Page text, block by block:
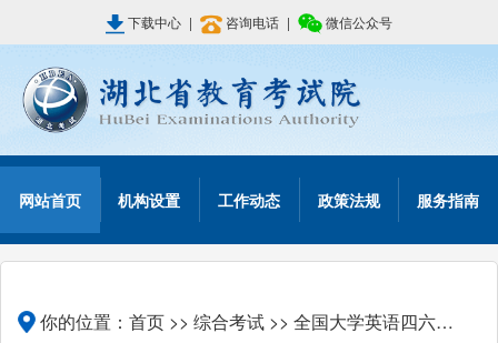
下载中心 | 咨询电话 | 微信公众号
网站首页 机构设置 工作动态 政策法规 服务指南
你的位置： 首页 >> 综合考试 >> 全国大学英语四六级考试